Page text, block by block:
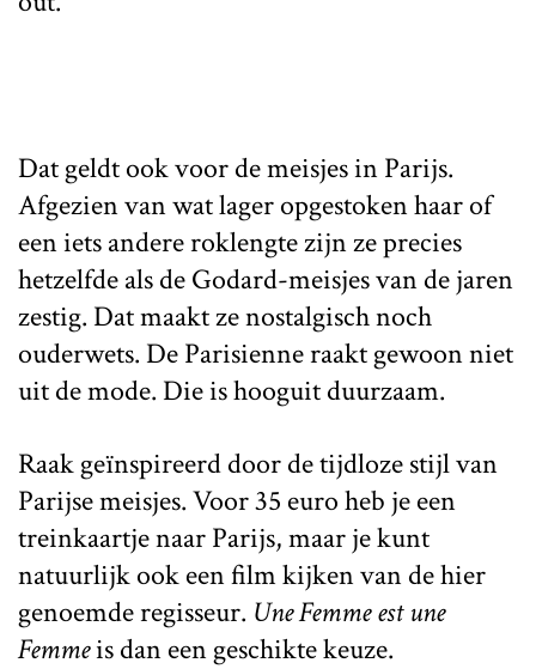
Dat geldt ook voor de meisjes in Parijs.
Afgezien van wat lager opgestoken haar of
een iets andere roklengte zijn ze precies
hetzelfde als de Godard-meisjes van de jaren
zestig. Dat maakt ze nostalgisch noch
ouderwets. De Parisienne raakt gewoon niet
uit de mode. Die is hooguit duurzaam.
Raak geïnspireerd door de tijdloze stijl van
Parijse meisjes. Voor 35 euro heb je een
treinkaartje naar Parijs, maar je kunt
natuurlijk ook een film kijken van de hier
genoemde regisseur. Une Femme est une
Femmeis dan een geschikte keuze.